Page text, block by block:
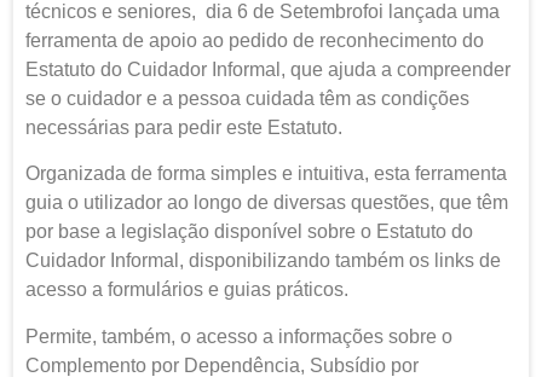
técnicos e seniores, dia 6 de Setembrofoi lançada uma
ferramenta de apoio ao pedido de reconhecimento do
Estatuto do Cuidador Informal, que ajuda a compreender
se o cuidador e a pessoa cuidada têm as condições
necessárias para pedir este Estatuto.
Organizada de forma simples e intuitiva, esta ferramenta
guia o utilizador ao longo de diversas questões, que têm
por base a legislação disponível sobre o Estatuto do
Cuidador Informal, disponibilizando também os links de
acesso a formulários e guias práticos.
Permite, também, o acesso a informações sobre o
Complemento por Dependência, Subsídio por